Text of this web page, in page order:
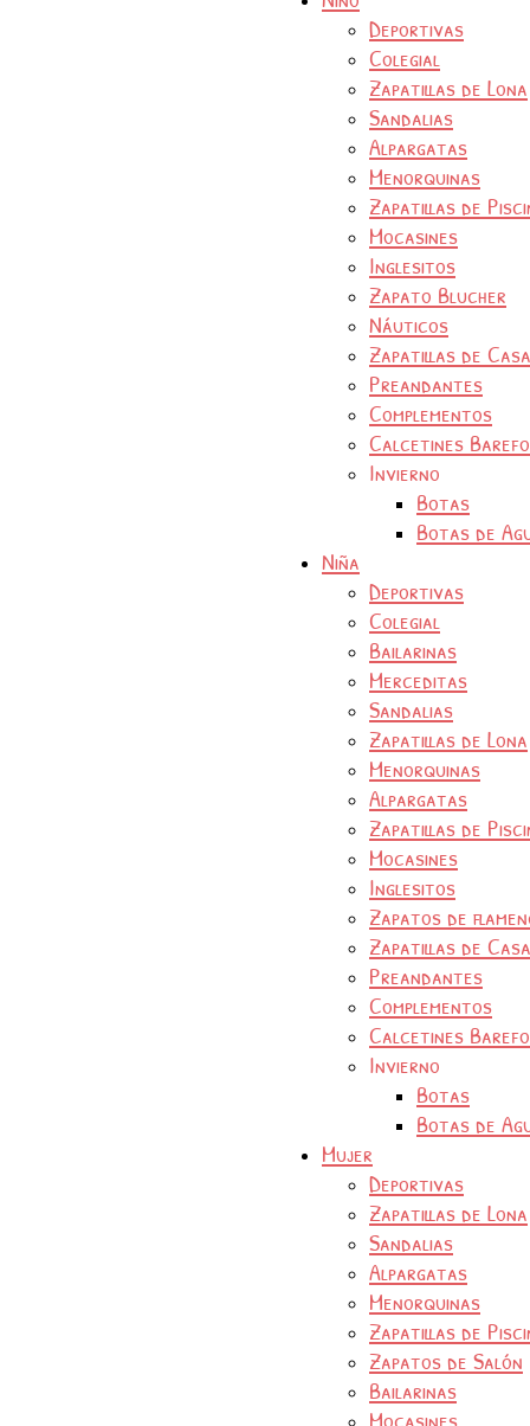
Deportivas
Colegial
Zapatillas de Lona
Sandalias
Alpargatas
Menorquinas
Zapatillas de
Mocasines
Inglesitos
Zapato Blucher
Náuticos
Zapatillas de Casa
Preandantes
Complementos
Calcetines
Invierno
Botas
Botas de
Niña
Deportivas
Colegial
Bailarinas
Merceditas
Sandalias
Zapatillas de Lona
Menorquinas
Alpargatas
Zapatillas de
Mocasines
Inglesitos
Zapatos de
Zapatillas de Casa
Preandantes
Complementos
Calcetines
Invierno
Botas
Botas de
Mujer
Deportivas
Zapatillas de Lona
Sandalias
Alpargatas
Menorquinas
Zapatillas de
Zapatos de Salón
Bailarinas